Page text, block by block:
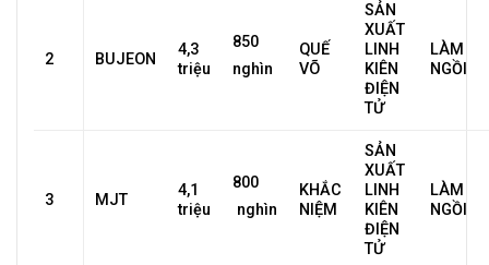
2 BUJEON
4,3
triệu
850
nghìn
QUẾ
VÕ
SẢN
XUẤT
LINH
KIÊN
ĐIỆN
TỬ
LÀM
NGỒI
3 MJT
4,1
triệu
800
nghìn
KHẮC
NIỆM
SẢN
XUẤT
LINH
KIÊN
ĐIỆN
TỬ
LÀM
NGỒI